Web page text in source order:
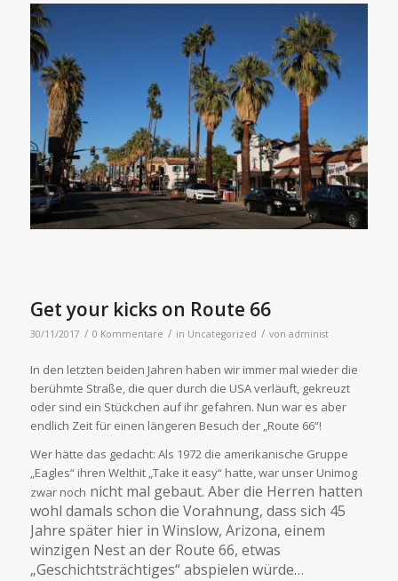
Get your kicks on Route 66
30/11/2017 / 0 Kommentare / in Uncategorized / von administ
In den letzten beiden Jahren haben wir immer mal wieder die
berühmte Straße, die quer durch die USA verläuft, gekreuzt
oder sind ein Stückchen auf ihr gefahren. Nun war es aber
endlich Zeit für einen längeren Besuch der „Route 66“!
Wer hätte das gedacht: Als 1972 die amerikanische Gruppe
„Eagles“ ihren Welthit „Take it easy“ hatte, war unser Unimog
zwar noch nicht mal gebaut. Aber die Herren hatten
wohl damals schon die Vorahnung, dass sich 45
Jahre später hier in Winslow, Arizona, einem
winzigen Nest an der Route 66, etwas
„Geschichtsträchtiges“ abspielen würde…